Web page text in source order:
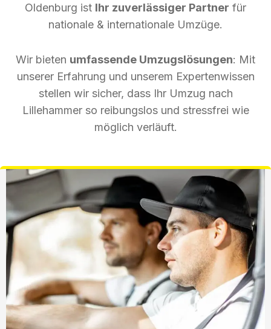
Oldenburg ist Ihr zuverlässiger Partner für
nationale & internationale Umzüge.
Wir bieten umfassende Umzugslösungen: Mit
unserer Erfahrung und unserem Expertenwissen
stellen wir sicher, dass Ihr Umzug nach
Lillehammer so reibungslos und stressfrei wie
möglich verläuft.